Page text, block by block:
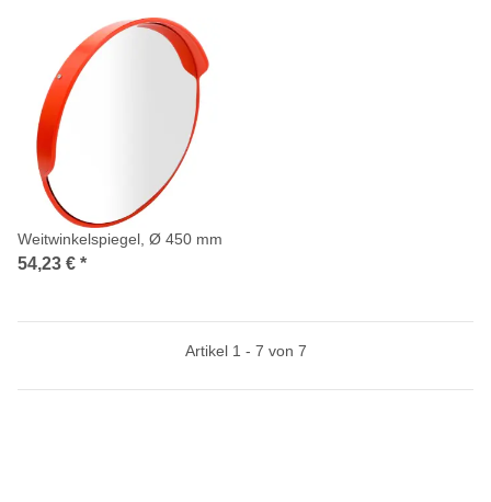
Weitwinkelspiegel, Ø 450 mm
54,23 € *
Artikel 1 - 7 von 7